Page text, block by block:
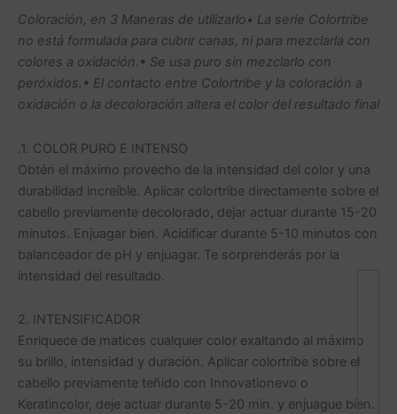
Coloración, en 3 Maneras de utilizarlo• La serie Colortribe
no está formulada para cubrir canas, ni para mezclarla con
colores a oxidación.• Se usa puro sin mezclarlo con
peróxidos.• El contacto entre Colortribe y la coloración a
oxidación o la decoloración altera el color del resultado final
.1. COLOR PURO E INTENSO
Obtén el máximo provecho de la intensidad del color y una
durabilidad increíble. Aplicar colortribe directamente sobre el
cabello previamente decolorado, dejar actuar durante 15-20
minutos. Enjuagar bien. Acidificar durante 5-10 minutos con
balanceador de pH y enjuagar. Te sorprenderás por la
intensidad del resultado.
2. INTENSIFICADOR
Enriquece de matices cualquier color exaltando al máximo
su brillo, intensidad y duración. Aplicar colortribe sobre el
cabello previamente teñido con Innovationevo o
Keratincolor, deje actuar durante 5-20 min. y enjuague bien.